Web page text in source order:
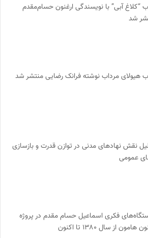
“کلاغ آبی” با نویسندگی ارغنون حسام‌مقدم
شد
هیولای مرداب نوشته فرانک رضایی منتشر شد
نقش نهادهای مدنی در توازن قدرت و بازسازی
عمومی
فکری اسماعیل حسام مقدم در پروژه
هامون از سال ۱۳۸۰ تا اکنون